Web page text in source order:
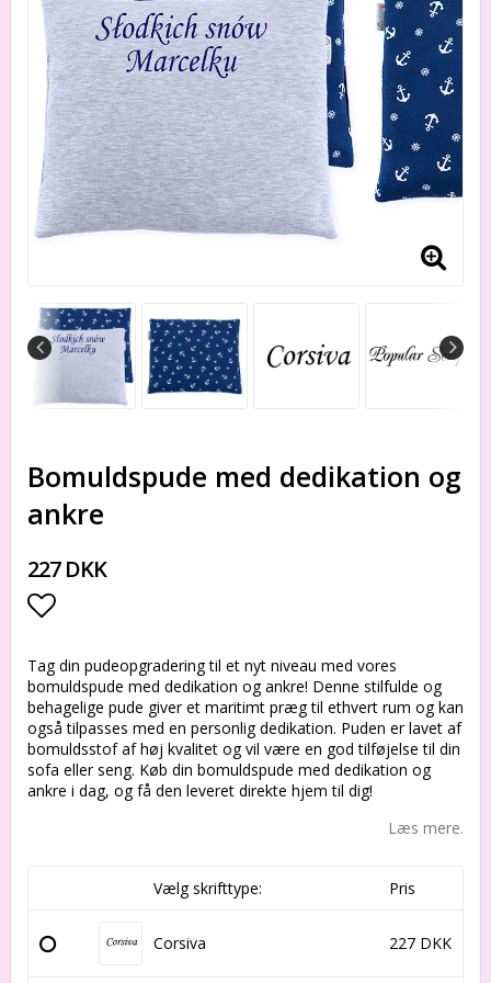
Bomuldspude med dedikation og
ankre
227 DKK
Add to list of favorites
Tag din pudeopgradering til et nyt niveau med vores
bomuldspude med dedikation og ankre! Denne stilfulde og
behagelige pude giver et maritimt præg til ethvert rum og kan
også tilpasses med en personlig dedikation. Puden er lavet af
bomuldsstof af høj kvalitet og vil være en god tilføjelse til din
sofa eller seng. Køb din bomuldspude med dedikation og
ankre i dag, og få den leveret direkte hjem til dig!
Læs mere.
Vælg skrifttype: Pris
Corsiva 227 DKK